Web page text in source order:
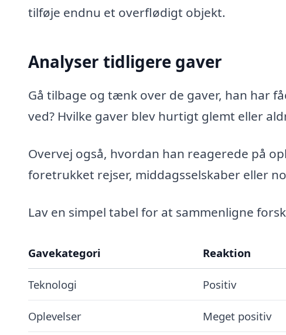
tilføje endnu et overflødigt objekt.
Analyser tidligere gaver
Gå tilbage og tænk over de gaver, han har
ved? Hvilke gaver blev hurtigt glemt eller
Overvej også, hvordan han reagerede på
foretrukket rejser, middagsselskaber eller
Lav en simpel tabel for at sammenligne
Gavekategori Reaktion
Teknologi Positiv
Oplevelser Meget positiv